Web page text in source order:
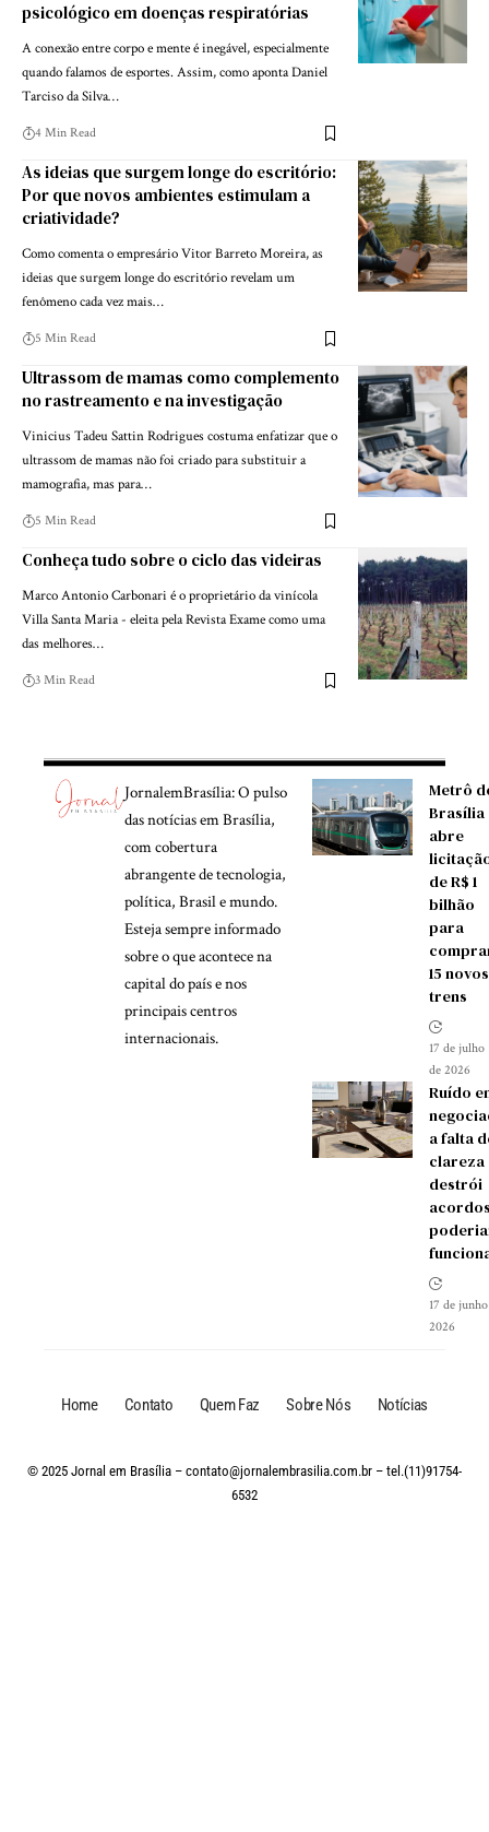
psicológico em doenças respiratórias
A conexão entre corpo e mente é inegável, especialmente
quando falamos de esportes. Assim, como aponta Daniel
Tarciso da Silva…
4 Min Read
As ideias que surgem longe do escritório:
Por que novos ambientes estimulam a
criatividade?
Como comenta o empresário Vitor Barreto Moreira, as
ideias que surgem longe do escritório revelam um
fenômeno cada vez mais…
5 Min Read
Ultrassom de mamas como complemento
no rastreamento e na investigação
Vinicius Tadeu Sattin Rodrigues costuma enfatizar que o
ultrassom de mamas não foi criado para substituir a
mamografia, mas para…
5 Min Read
Conheça tudo sobre o ciclo das videiras
Marco Antonio Carbonari é o proprietário da vinícola
Villa Santa Maria - eleita pela Revista Exame como uma
das melhores…
3 Min Read
JornalemBrasília: O pulso
das notícias em Brasília,
com cobertura
abrangente de tecnologia,
política, Brasil e mundo.
Esteja sempre informado
sobre o que acontece na
capital do país e nos
principais centros
internacionais.
Metrô
Brasília
abre
de R$ 1
bilhão
para
15 novos
trens
17 de julho
de 2026
Ruído
a falta
clareza
destrói
17 de
2026
Home Contato Quem Faz Sobre Nós Notícias
© 2025 Jornal em Brasília – contato@jornalembrasilia.com.br – tel.(11)91754-
6532